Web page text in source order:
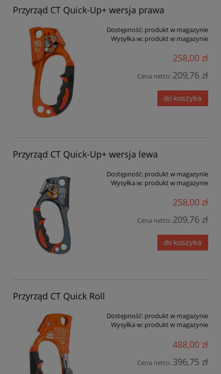
Przyrząd CT Quick-Up+ wersja prawa
Dostępność: produkt w magazynie
Wysyłka w: produkt w magazynie
258,00 zł
Cena netto: 209,76 zł
do koszyka
Przyrząd CT Quick-Up+ wersja lewa
Dostępność: produkt w magazynie
Wysyłka w: produkt w magazynie
258,00 zł
Cena netto: 209,76 zł
do koszyka
Przyrząd CT Quick Roll
Dostępność: produkt w magazynie
Wysyłka w: produkt w magazynie
488,00 zł
Cena netto: 396,75 zł